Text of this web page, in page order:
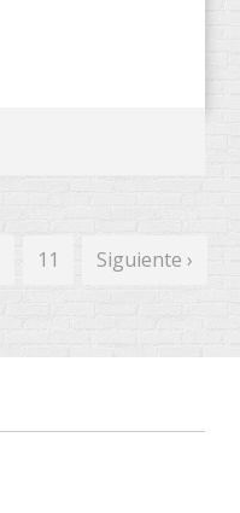
11 Siguiente ›